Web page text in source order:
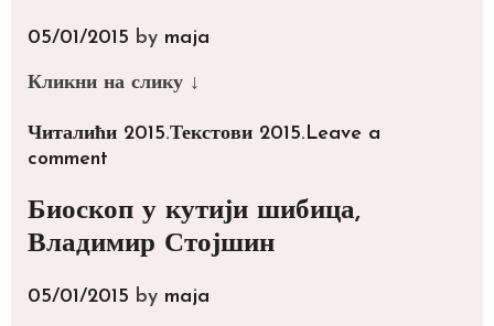
05/01/2015 by maja
Кликни на слику ↓
Categories
Читалићи 2015.Tags
Текстови 2015.Leave a
comment
Биоскоп у кутији шибица,
Владимир Стојшин
05/01/2015 by maja